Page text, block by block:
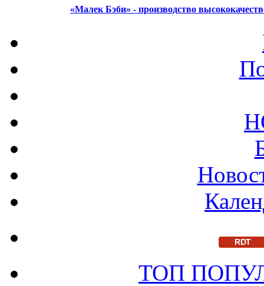
«Малек Бэби» - производство
RDT
ТОП